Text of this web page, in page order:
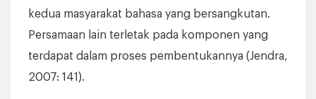
kedua masyarakat bahasa yang bersangkutan.
Persamaan lain terletak pada komponen yang
terdapat dalam proses pembentukannya (Jendra,
2007: 141).